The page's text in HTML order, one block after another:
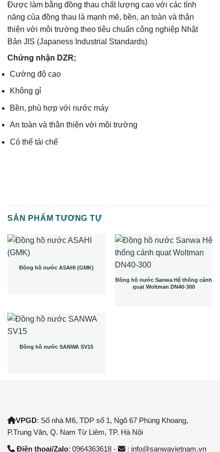
Được làm bằng đồng thau chất lượng cao với các tính
năng của đồng thau là mạnh mẽ, bền, an toàn và thân
thiện với môi trường theo tiêu chuẩn công nghiệp Nhật
Bản JIS (Japaness Industrial Standards)
Chứng nhận DZR;
Cường độ cao
Không gỉ
Bền, phù hợp với nước máy
An toàn và thân thiện với môi trường
Có thể tái chế
SẢN PHẨM TƯƠNG TỰ
Đồng hồ nước ASAHI (GMK)
Đồng hồ nước Sanwa Hệ thống cánh
quạt Woltman DN40-300
Đồng hồ nước SANWA SV15
VPGD: Số nhà M6, TDP số 1, Ngõ 67 Phùng Khoang,
P.Trung Văn, Q. Nam Từ Liêm, TP. Hà Nội
Điện thoại/Zalo: 0964363618 -
: info@sanwavietnam.vn